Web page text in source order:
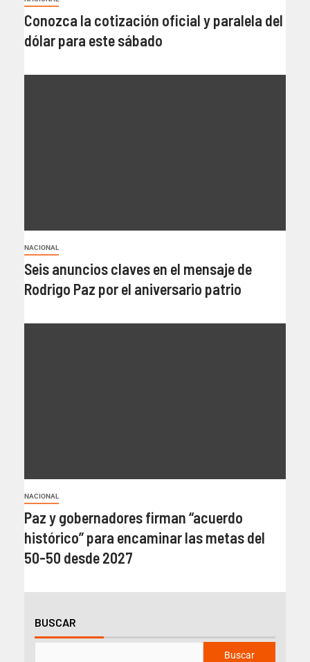
Conozca la cotización oficial y paralela del
dólar para este sábado
NACIONAL
Seis anuncios claves en el mensaje de
Rodrigo Paz por el aniversario patrio
NACIONAL
Paz y gobernadores firman “acuerdo
histórico” para encaminar las metas del
50-50 desde 2027
BUSCAR
Buscar